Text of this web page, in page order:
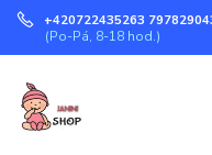
+420722435263
(Po-Pá, 8-18 hod.)